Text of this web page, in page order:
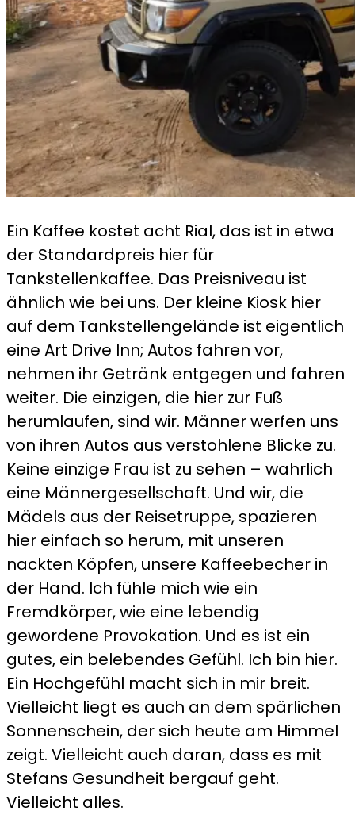
Ein Kaffee kostet acht Rial, das ist in etwa
der Standardpreis hier für
Tankstellenkaffee. Das Preisniveau ist
ähnlich wie bei uns. Der kleine Kiosk hier
auf dem Tankstellengelände ist eigentlich
eine Art Drive Inn; Autos fahren vor,
nehmen ihr Getränk entgegen und fahren
weiter. Die einzigen, die hier zur Fuß
herumlaufen, sind wir. Männer werfen uns
von ihren Autos aus verstohlene Blicke zu.
Keine einzige Frau ist zu sehen – wahrlich
eine Männergesellschaft. Und wir, die
Mädels aus der Reisetruppe, spazieren
hier einfach so herum, mit unseren
nackten Köpfen, unsere Kaffeebecher in
der Hand. Ich fühle mich wie ein
Fremdkörper, wie eine lebendig
gewordene Provokation. Und es ist ein
gutes, ein belebendes Gefühl. Ich bin hier.
Ein Hochgefühl macht sich in mir breit.
Vielleicht liegt es auch an dem spärlichen
Sonnenschein, der sich heute am Himmel
zeigt. Vielleicht auch daran, dass es mit
Stefans Gesundheit bergauf geht.
Vielleicht alles.